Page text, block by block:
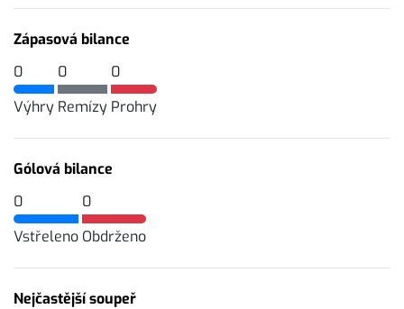
Zápasová bilance
0
Výhry
0
Remízy
0
Prohry
Gólová bilance
0
Vstřeleno
0
Obdrženo
Nejčastější soupeř